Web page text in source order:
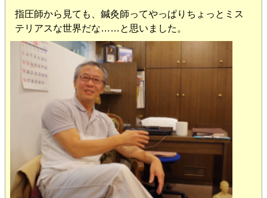
指圧師から見ても、鍼灸師ってやっぱりちょっとミス
テリアスな世界だな……と思いました。